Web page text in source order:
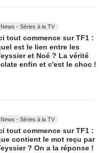
News - Séries à la TV
tout commence sur TF1 :
est le lien entre les
et Noé ? La vérité
enfin et c'est le choc !
News - Séries à la TV
tout commence sur TF1 :
contient le mot reçu par
? On a la réponse !